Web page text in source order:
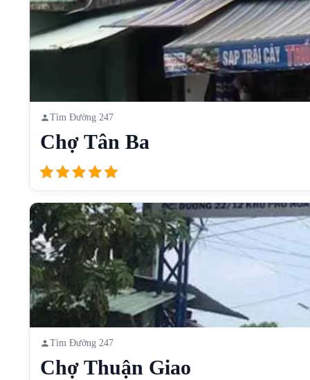
Tìm Đường 247
Chợ Tân Ba
Tìm Đường 247
Chợ Thuận Giao